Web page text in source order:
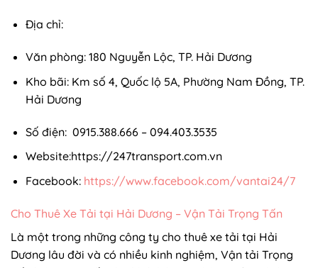
Địa chỉ:
Văn phòng: 180 Nguyễn Lộc, TP. Hải Dương
Kho bãi: Km số 4, Quốc lộ 5A, Phường Nam Đồng, TP.
Hải Dương
Số điện: 0915.388.666 – 094.403.3535
Website:https://247transport.com.vn
Facebook: https://www.facebook.com/vantai24/7
Cho Thuê Xe Tải tại Hải Dương – Vận Tải Trọng Tấn
Là một trong những công ty cho thuê xe tải tại Hải
Dương lâu đời và có nhiều kinh nghiệm, Vận tải Trọng